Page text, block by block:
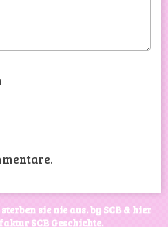
sie nie aus. by SCB & hier
SCBGeschichte.